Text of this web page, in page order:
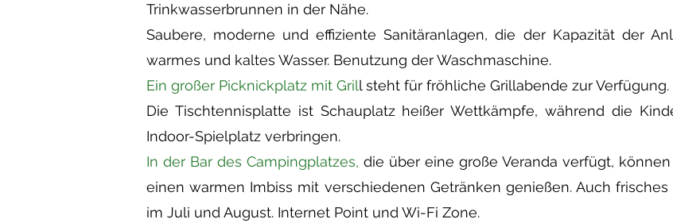
Trinkwasserbrunnen in der Nähe.
Saubere, moderne und effiziente Sanitäranlagen, die der Kapazität der
warmes und kaltes Wasser. Benutzung der Waschmaschine.
Ein großer Picknickplatz mit Grill steht für fröhliche Grillabende zur Verfügung.
Die Tischtennisplatte ist Schauplatz heißer Wettkämpfe, während die
Indoor-Spielplatz verbringen.
In der Bar des Campingplatzes, die über eine große Veranda verfügt,
einen warmen Imbiss mit verschiedenen Getränken genießen. Auch
im Juli und August. Internet Point und Wi-Fi Zone.